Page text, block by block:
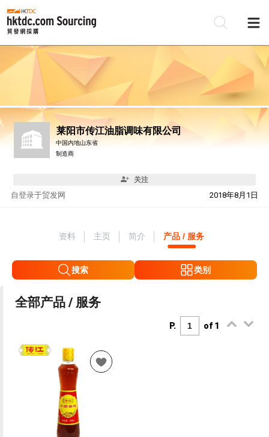
莱阳市传江油脂调味有限公司
中国内地山东省
制造商
关注
自 2018年8月1日
登录于贸发网
资料 主页 简介 产品 / 服务
搜索 类别
全部产品 / 服务
P. of 1